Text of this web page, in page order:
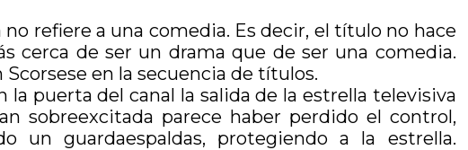
refiere a una comedia. Es decir, el título no hace
cerca de ser un drama que de ser una comedia.
en la secuencia de títulos.
puerta del canal la salida de la estrella televisiva
sobreexcitada parece haber perdido el control,
un guardaespaldas, protegiendo a la estrella.